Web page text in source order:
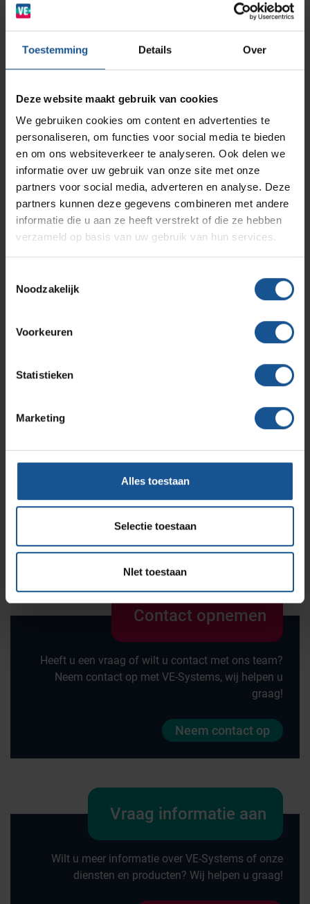
Toestemming Details Over
Deze website maakt gebruik van cookies
We gebruiken cookies om content en advertenties te
personaliseren, om functies voor social media te bieden
en om ons websiteverkeer te analyseren. Ook delen we
informatie over uw gebruik van onze site met onze
partners voor social media, adverteren en analyse. Deze
partners kunnen deze gegevens combineren met andere
informatie die u aan ze heeft verstrekt of die ze hebben
verzameld op basis van uw gebruik van hun services.
Noodzakelijk
Voorkeuren
Statistieken
Marketing
Alles toestaan
Selectie toestaan
NIet toestaan
Logistiek en
opslag
Lees meer
Afvalinzamelaars
Lees meer
Betrouwbare oplossingen voor de
farmaceutische industrie
Lees meer
7 van 7 artikelen
Contact opnemen
Heeft u een vraag of wilt u contact met ons team?
Neem contact op met VE-Systems, wij helpen u
graag!
Neem contact op
Vraag informatie aan
Wilt u meer informatie over VE-Systems of onze
diensten en producten? Wij helpen u graag!
Branches
Ziekenhuizen en klinieken
Solutions
RVS Werkplekinrichting
Modulaire Inrichtingssystemen
Productlijnen
Medische afvalverpakkingen
Infectiepreventie en hygiëne
Opslagmogelijkheden
Assortiment
Onze merken
Hammerlit
Septodry
Metro
Zarges
AP Medical
Contact
Ons team
Klantcases
Vacatures